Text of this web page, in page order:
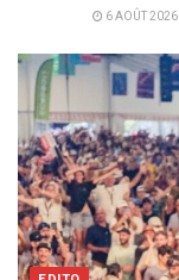
6 AOÛT 2026